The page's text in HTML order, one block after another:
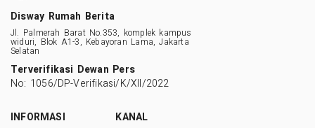
Disway Rumah Berita
Jl. Palmerah Barat No.353, komplek kampus
widuri, Blok A1-3, Kebayoran Lama, Jakarta
Selatan
Terverifikasi Dewan Pers
No: 1056/DP-Verifikasi/K/XII/2022
INFORMASI
KANAL